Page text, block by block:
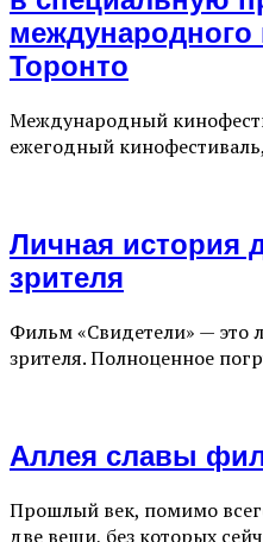
международного
Торонто
Международный
ежегодный
Личная история
зрителя
Фильм «Свидетели» — это
зрителя. Полноценное
Аллея славы
Прошлый век, помимо
две вещи, без которых